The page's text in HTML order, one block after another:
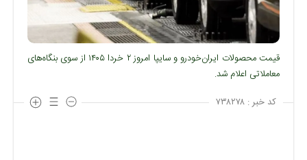
قیمت محصولات ایران‌خودرو و سایپا امروز ۲ خردا ۱۴۰۵ از سوی بنگاه‌های
معاملاتی اعلام شد.
کد خبر : ۷۳۸۲۷۸